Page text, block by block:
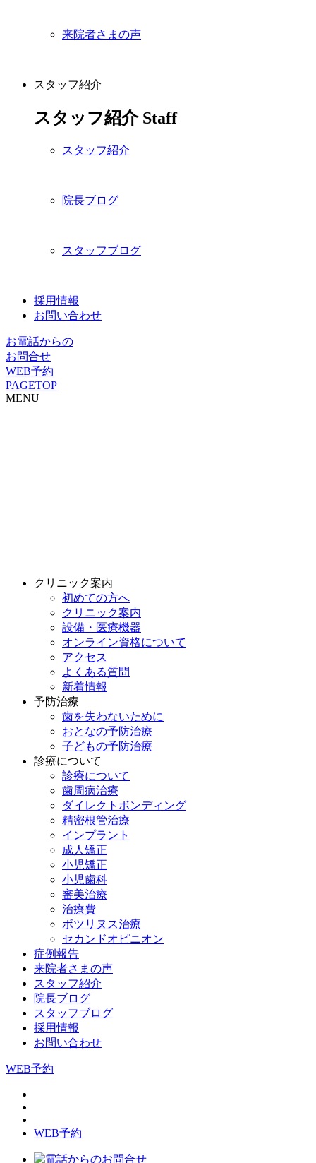
来院者さまの声
スタッフ紹介
スタッフ紹介 Staff
スタッフ紹介
院長ブログ
スタッフブログ
採用情報
お問い合わせ
お電話からの
お問合せ
WEB予約
PAGETOP
MENU
クリニック案内
初めての方へ
クリニック案内
設備・医療機器
オンライン資格について
アクセス
よくある質問
新着情報
予防治療
歯を失わないために
おとなの予防治療
子どもの予防治療
診療について
診療について
歯周病治療
ダイレクトボンディング
精密根管治療
インプラント
成人矯正
小児矯正
小児歯科
審美治療
治療費
ボツリヌス治療
セカンドオピニオン
症例報告
来院者さまの声
スタッフ紹介
院長ブログ
スタッフブログ
採用情報
お問い合わせ
WEB予約
WEB予約